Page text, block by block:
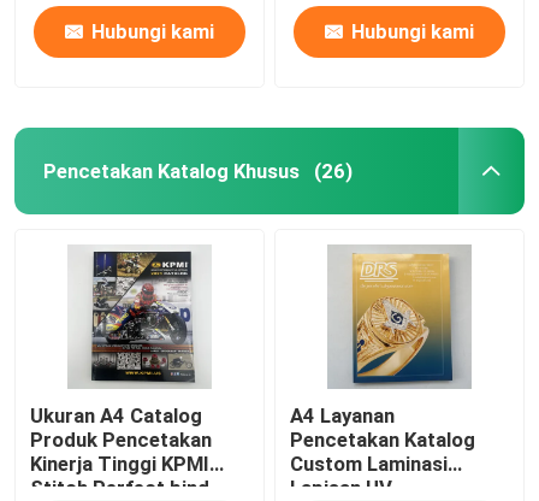
Hubungi kami Hubungi kami
Pencetakan Katalog Khusus (26)
Ukuran A4 Catalog
Produk Pencetakan
Kinerja Tinggi KPMI
Stitch Perfect bind
A4 Layanan
Pencetakan Katalog
Custom Laminasi
Lapisan UV